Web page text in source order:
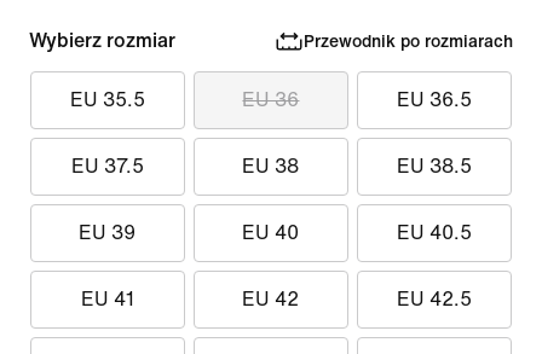
Wybierz rozmiar Przewodnik po rozmiarach
EU 35.5 EU 36 EU 36.5
EU 37.5 EU 38 EU 38.5
EU 39 EU 40 EU 40.5
EU 41 EU 42 EU 42.5